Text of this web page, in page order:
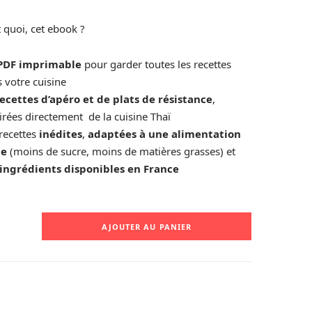
quoi, cet ebook ?
imprimablepour garder toutes les recettes
votre cuisine
d’apéro et de plats de résistance,
directement de la cuisine Thaï
inédites, adaptées à une alimentation
(moins de sucre, moins de matières grasses) et
ingrédients disponibles en France
AJOUTER AU PANIER